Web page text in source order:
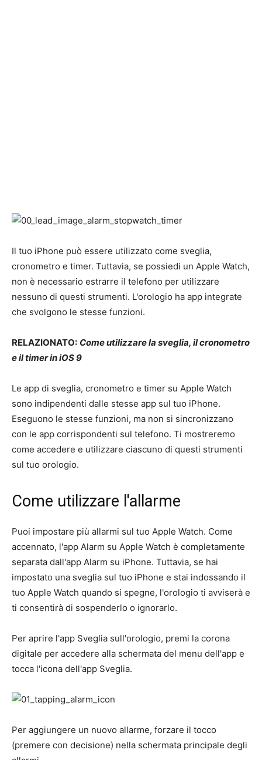
Il tuo iPhone può essere utilizzato come sveglia,
cronometro e timer. Tuttavia, se possiedi un Apple Watch,
non è necessario estrarre il telefono per utilizzare
nessuno di questi strumenti. L'orologio ha app integrate
che svolgono le stesse funzioni.
RELAZIONATO: Come utilizzare la sveglia, il cronometro
e il timer in iOS 9
Le app di sveglia, cronometro e timer su Apple Watch
sono indipendenti dalle stesse app sul tuo iPhone.
Eseguono le stesse funzioni, ma non si sincronizzano
con le app corrispondenti sul telefono. Ti mostreremo
come accedere e utilizzare ciascuno di questi strumenti
sul tuo orologio.
Come utilizzare l'allarme
Puoi impostare più allarmi sul tuo Apple Watch. Come
accennato, l'app Alarm su Apple Watch è completamente
separata dall'app Alarm su iPhone. Tuttavia, se hai
impostato una sveglia sul tuo iPhone e stai indossando il
tuo Apple Watch quando si spegne, l'orologio ti avviserà e
ti consentirà di sospenderlo o ignorarlo.
Per aprire l'app Sveglia sull'orologio, premi la corona
digitale per accedere alla schermata del menu dell'app e
tocca l'icona dell'app Sveglia.
Per aggiungere un nuovo allarme, forzare il tocco
(premere con decisione) nella schermata principale degli